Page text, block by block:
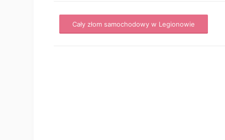
Cały złom samochodowy w Legionowie